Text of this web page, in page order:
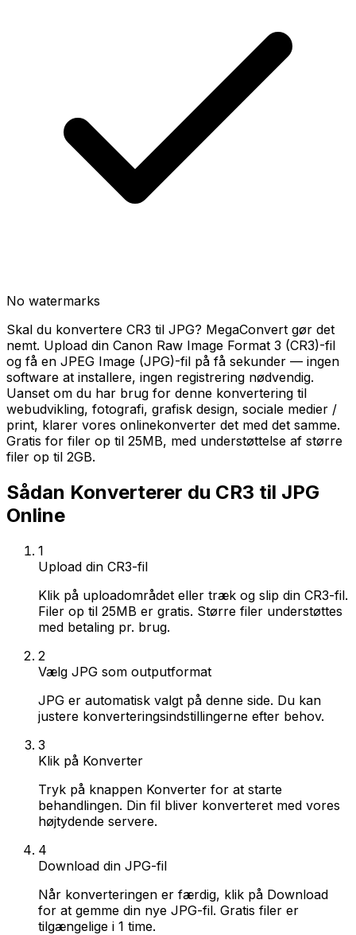
No watermarks
Skal du konvertere CR3 til JPG? MegaConvert gør det
nemt. Upload din Canon Raw Image Format 3 (CR3)-fil
og få en JPEG Image (JPG)-fil på få sekunder — ingen
software at installere, ingen registrering nødvendig.
Uanset om du har brug for denne konvertering til
webudvikling, fotografi, grafisk design, sociale medier /
print, klarer vores onlinekonverter det med det samme.
Gratis for filer op til 25MB, med understøttelse af større
filer op til 2GB.
Sådan Konverterer du CR3 til JPG
Online
1
Upload din CR3-fil
Klik på uploadområdet eller træk og slip din CR3-fil.
Filer op til 25MB er gratis. Større filer understøttes
med betaling pr. brug.
2
Vælg JPG som outputformat
JPG er automatisk valgt på denne side. Du kan
justere konverteringsindstillingerne efter behov.
3
Klik på Konverter
Tryk på knappen Konverter for at starte
behandlingen. Din fil bliver konverteret med vores
højtydende servere.
4
Download din JPG-fil
Når konverteringen er færdig, klik på Download
for at gemme din nye JPG-fil. Gratis filer er
tilgængelige i 1 time.